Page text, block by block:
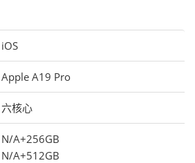
iOS
Apple A19 Pro
六核心
N/A+256GB
N/A+512GB